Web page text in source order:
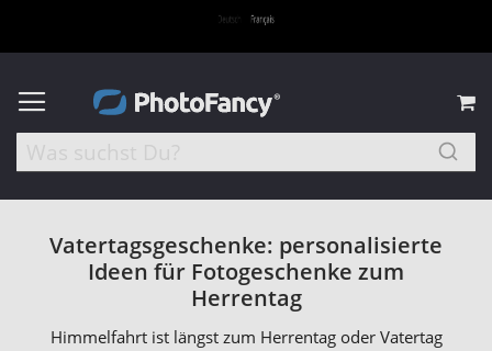
Vatertagsgeschenke: personalisierte
Ideen für Fotogeschenke zum
Herrentag
Himmelfahrt ist längst zum Herrentag oder Vatertag